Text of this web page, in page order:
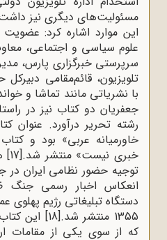
مسئولیت‌های دیگری نیز
این موارد اشاره کرد:
علوم سیاسی و اجتماعی،
سرپرستی خبرگزاری پارس،
تلویزیون، قائم‌مقامی
با نشریاتی مانند تماشا و
جعفریان دو کتاب نیز در
رشته تحریر درآورد. عنوان
خاورمیانه عربی» بود و
خبری نیست» منتشر شد.[17]
توجیه حضور نظامی ایران در
انعکاس اخبار رسمی جنگ
دستگاه تبلیغاتی رژیم پهلوی
1355 منتشر شد.
[18]
این
که از سوی یکی از مقامات